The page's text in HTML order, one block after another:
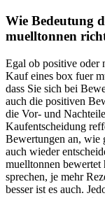
Wie Bedeutung
muelltonnen
Egal ob positive oder
Kauf eines box fuer
dass Sie sich bei
auch die positiven
die Vor- und
Kaufentscheidung
Bewertungen an, wie
auch wieder
muelltonnen bewertet
sprechen, je mehr
besser ist es auch.